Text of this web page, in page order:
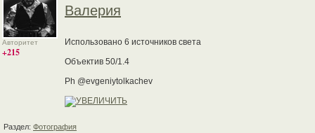
Авторитет
+215
Валерия
Использовано 6 источников света
Объектив 50/1.4
Ph @evgeniytolkachev
Раздел: Фотография